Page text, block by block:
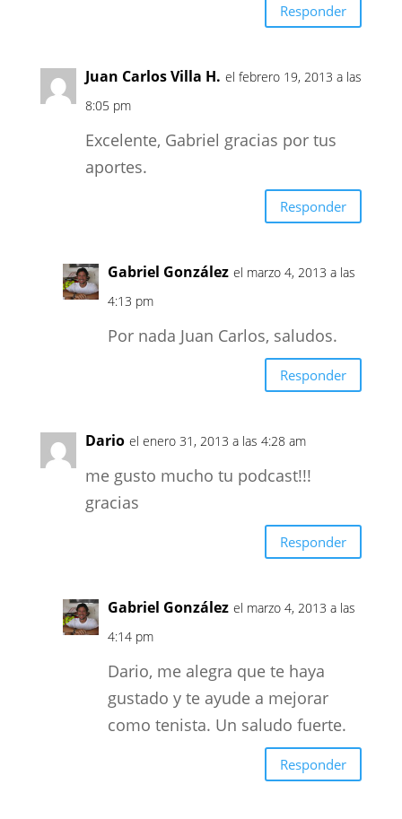
Responder
Juan Carlos Villa H. el febrero 19, 2013 a las
8:05 pm
Excelente, Gabriel gracias por tus
aportes.
Responder
Gabriel González el marzo 4, 2013 a las
4:13 pm
Por nada Juan Carlos, saludos.
Responder
Dario el enero 31, 2013 a las 4:28 am
me gusto mucho tu podcast!!!
gracias
Responder
Gabriel González el marzo 4, 2013 a las
4:14 pm
Dario, me alegra que te haya
gustado y te ayude a mejorar
como tenista. Un saludo fuerte.
Responder